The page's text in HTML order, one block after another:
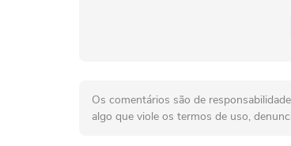
Os comentários são de
algo que viole os termos de uso,